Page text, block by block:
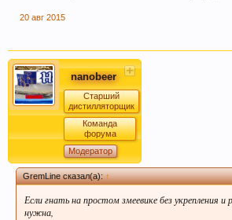
20 авг 2015
nanobeer
Старший
дистилляторщик
Команда
форума
Модератор
GremLine сказал(а):↑
Если гнать на простом змеевике без укрепления и
нужна,